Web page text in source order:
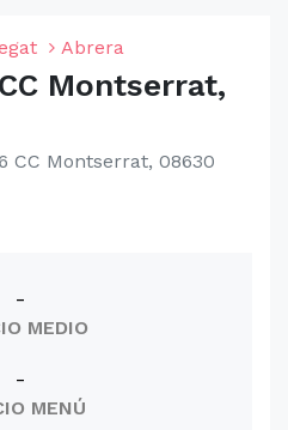
Abrera
Montserrat,
CC Montserrat, 08630
-
MEDIO
-
MENÚ